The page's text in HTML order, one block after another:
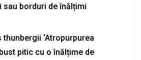
sau borduri de înălțimi
thunbergii ‘Atropurpurea
pitic cu o înălțime de